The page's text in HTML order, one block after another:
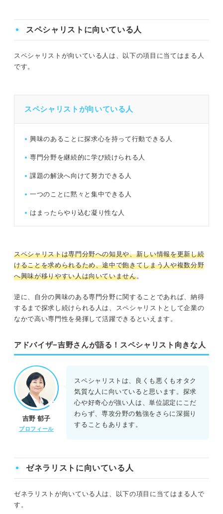
スペシャリストに向いている人
スペシャリストが向いている人は、以下の項目に当てはまる人
です。
スペシャリストが向いている人
興味のあることに探求心を持って行動できる人
専門分野を継続的に学び続けられる人
課題の解決へ向けて努力できる人
一つのことに黙々と集中できる人
はまったらやり込む凝り性な人
スペシャリストは専門分野への知見や、新しい情報を更新し続
けることを求められるため、途中で飽きてしまう人や複数分野
へ興味が移りやすい人は向いていません。
逆に、自分の興味のある専門分野に関することであれば、納得
するまで探求し続けられる人は、スペシャリストとして企業の
なかで高い専門性を発揮して活躍できるといえます。
アドバイザ−吉野さんが語る！スペシャリスト向きな人
吉野 郁子
プロフィール
スペシャリストは、良くも悪くもオタク
気質な人に向いていると思います。探求
心や好奇心が強い人は、単位認定にこだ
わらず、専攻分野の勉強をさらに深掘り
することもあります。
ゼネラリストに向いている人
ゼネラリストが向いている人は、以下の項目に当てはまる人で
す。